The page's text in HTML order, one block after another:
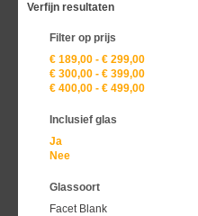
Verfijn resultaten
Filter op prijs
€ 189,00 - € 299,00
€ 300,00 - € 399,00
€ 400,00 - € 499,00
Inclusief glas
Ja
Nee
Glassoort
Facet Blank